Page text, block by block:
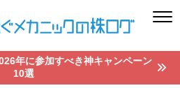
年に参加すべき神キャンペーン
10選